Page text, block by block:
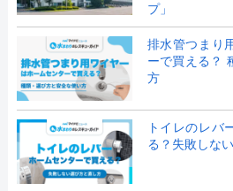
プ」
排水管つまり
ーで買える？
方
トイレのレバ
る？失敗しな